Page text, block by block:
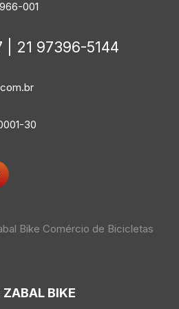
001
| 21 97396-5144
30
Bike Comércio de Bicicletas
BIKE